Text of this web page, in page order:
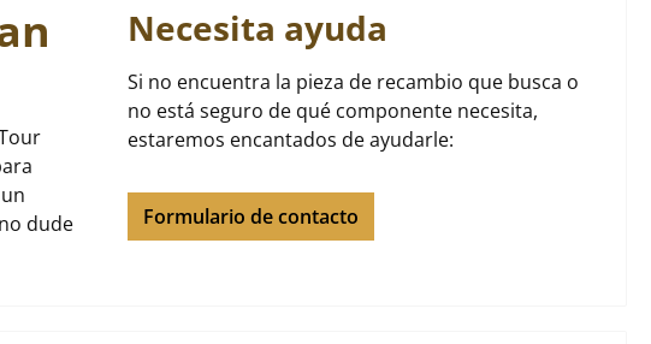
dude
Necesita ayuda
Si no encuentra la pieza de recambio que busca o
no está seguro de qué componente necesita,
estaremos encantados de ayudarle:
Formulario de contacto